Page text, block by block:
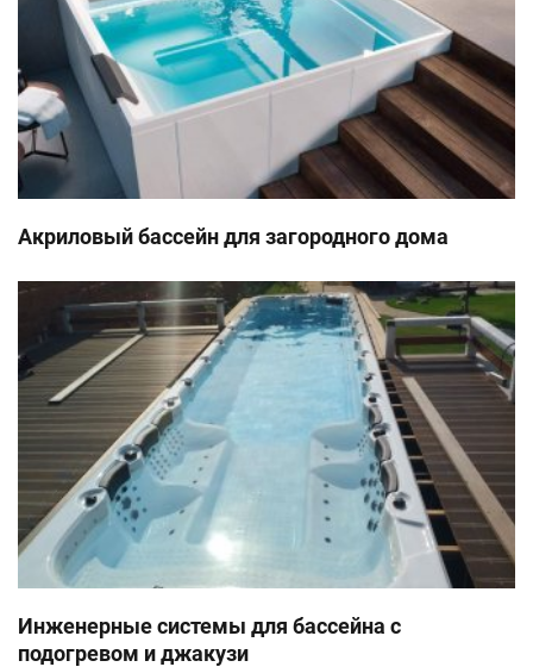
Акриловый бассейн для загородного дома
Инженерные системы для бассейна с
подогревом и джакузи